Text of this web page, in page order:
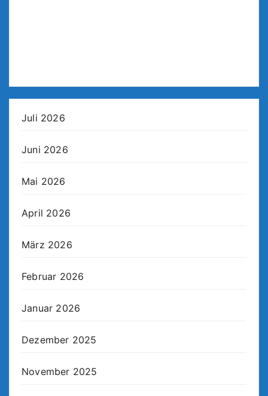
Juli 2026
Juni 2026
Mai 2026
April 2026
März 2026
Februar 2026
Januar 2026
Dezember 2025
November 2025